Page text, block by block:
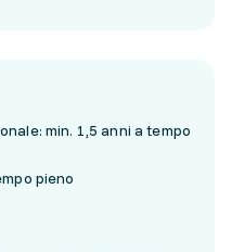
min. 1,5 anni a tempo
pieno